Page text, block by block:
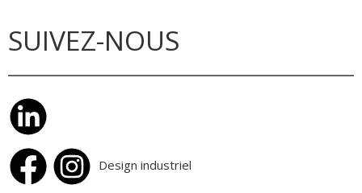
SUIVEZ-NOUS
Design industriel